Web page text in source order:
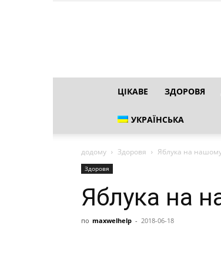
ЦІКАВЕ ЗДОРОВЯ
УКРАЇНСЬКА
додому Здоровя Яблука на нашому
Здоровя
Яблука на
по maxwelhelp - 2018-06-18